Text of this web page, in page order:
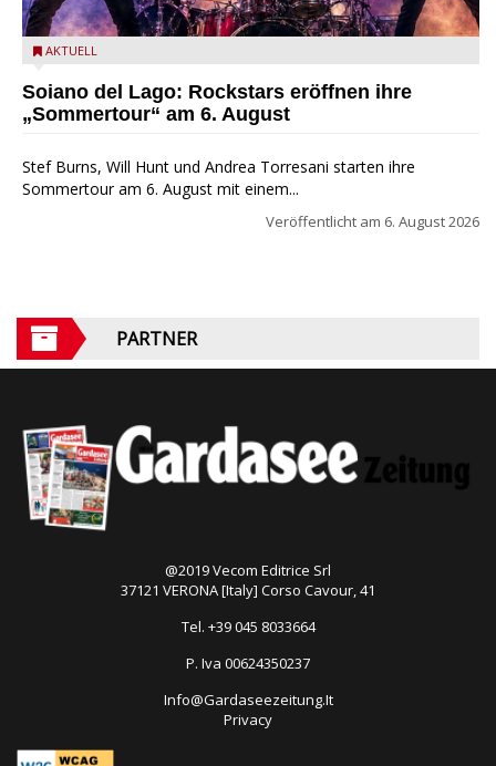
Stef Burns, Will Hunt und Andrea Torresani im Summer Rock
AKTUELL
Soiano del Lago: Rockstars eröffnen ihre
„Sommertour“ am 6. August
Stef Burns, Will Hunt und Andrea Torresani starten ihre
Sommertour am 6. August mit einem...
Veröffentlicht am 6. August 2026
PARTNER
@2019 Vecom Editrice Srl
37121 VERONA [Italy] Corso Cavour, 41
Tel. +39 045 8033664
P. Iva 00624350237
Info@Gardaseezeitung.It
Privacy